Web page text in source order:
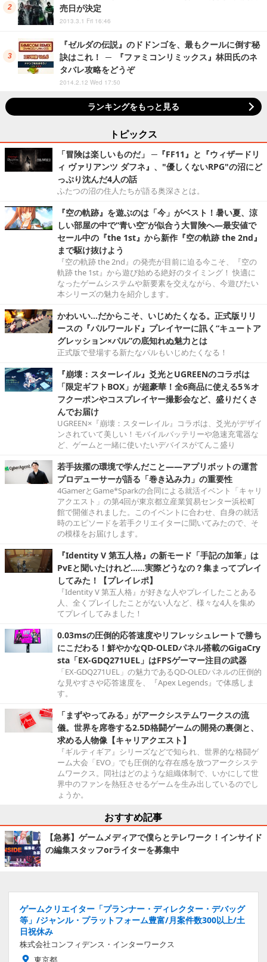
売日が決定
2013.3.1 Fri 16:46
『ゼルダの伝説』のドドンゴを、最もクールに倒す秘
訣はこれ！ ─ 『ファミコンリミックス』林田氏のネ
タバレ攻略をどうぞ
2014.2.12 Wed 17:50
ランキングをもっと見る
トピックス
「冒険は楽しいものだ」 ─『FF11』と『ウィザードリ
ィ ヴァリアンツ ダフネ』、"優しくないRPG"の沼にど
っぷり沈んだ4人の話
ふたつの沼の住人たちが語る奥深さとは。
『空の軌跡』を遊ぶのは「今」がベスト！暑い夏、涼
しい部屋の中で“青い空”が似合う大冒険へ―最安値で
セール中の『the 1st』から新作『空の軌跡 the 2nd』
まで駆け抜けよう
『空の軌跡 the 2nd』の発売が目前に迫る今こそ、『空の
軌跡 the 1st』から遊び始める絶好のタイミング！ 快適に
なったゲームシステムや新要素を交えながら、今遊びたい
本シリーズの魅力を紹介します。
かわいい…だからこそ、いじめたくなる。正式版リリ
ースの『パルワールド』プレイヤーに訊く“キュートア
グレッション×パル”の底知れぬ魅力とは
正式版で登場する新たなパルもいじめたくなる！
『崩壊：スターレイル』爻光とUGREENのコラボは
「限定ギフトBOX」が超豪華！全6商品に使える5％オ
フクーポンやコスプレイヤー撮影会など、盛りだくさ
んでお届け
UGREEN×『崩壊：スターレイル』コラボは、爻光がデザイ
ンされていて美しい！モバイルバッテリーや急速充電器な
ど、ゲームと一緒に使いたいデバイスがてんこ盛り
若手抜擢の環境で学んだこと――アプリボットの運営
プロデューサーが語る「巻き込み力」の重要性
4GamerとGame*Sparkの合同による就活イベント「キャリ
アクエスト」の第4回が東京都立産業貿易センター浜松町
館で開催されました。このイベントに合わせ、自身の就活
時のエピソードを若手クリエイターに聞いてみたので、そ
の模様をお届けします。
『Identity V 第五人格』の新モード「手記の加筆」は
PvEと聞いたけれど……実際どうなの？集まってプレイ
してみた！【プレイレポ】
『Identity V 第五人格』が好きな人やプレイしたことある
人、全くプレイしたことがない人など、様々な4人を集め
てプレイしてみました！
0.03msの圧倒的応答速度やリフレッシュレートで勝ち
にこだわる！鮮やかなQD-OLEDパネル搭載のGigaCry
sta「EX-GDQ271UEL」はFPSゲーマー注目の武器
「EX-GDQ271UEL」の魅力であるQD-OLEDパネルの圧倒的
な見やすさや応答速度を、『Apex Legends』で体感しま
す。
「まずやってみる」がアークシステムワークスの流
儀。世界を席巻する2.5D格闘ゲームの開発の裏側と、
求める人物像【キャリアクエスト】
『ギルティギア』シリーズなどで知られ、世界的な格闘ゲ
ーム大会「EVO」でも圧倒的な存在感を放つアークシステ
ムワークス。同社はどのような組織体制で、いかにして世
界中のファンを熱狂させるゲームを生み出しているのでし
ょうか。
おすすめ記事
【急募】ゲームメディアで僕らとテレワーク！インサイド
の編集スタッフorライターを募集中
ゲームクリエイター「プランナー・ディレクター・デバッグ
等」/ジャンル・プラットフォーム豊富/月案件数300以上/土
日祝休み
株式会社コンフィデンス・インターワークス
東京都